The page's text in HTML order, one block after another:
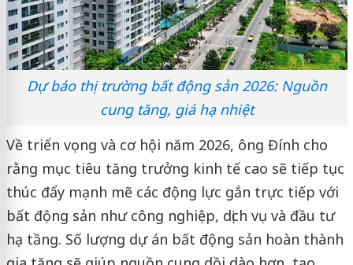
Dự báo thị trường bất động sản 2026: Nguồn
cung tăng, giá hạ nhiệt
Về triển vọng và cơ hội năm 2026, ông Đính cho
rằng mục tiêu tăng trưởng kinh tế cao sẽ tiếp tục
thúc đẩy mạnh mẽ các động lực gắn trực tiếp với
bất động sản như công nghiệp, dịch vụ và đầu tư
hạ tầng. Số lượng dự án bất động sản hoàn thành